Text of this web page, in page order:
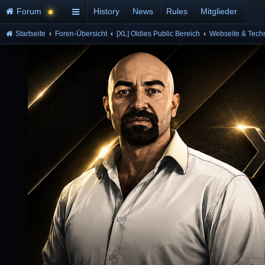
Forum History News Rules Mitglieder
Startseite Foren-Übersicht [XL] Oldies Public Bereich Webseite &